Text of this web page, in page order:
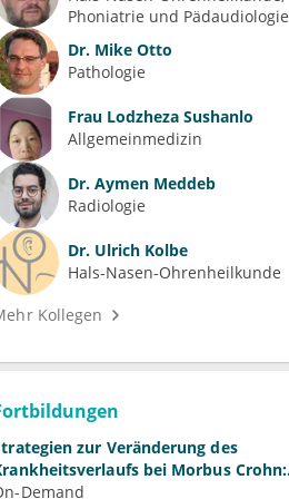
Phoniatrie und Pädaudiologie
Dr. Mike Otto
Pathologie
Frau Lodzheza Sushanlo
Allgemeinmedizin
Dr. Aymen Meddeb
Radiologie
Dr. Ulrich Kolbe
Hals-Nasen-Ohrenheilkunde
Kollegen
zur Veränderung des
bei Morbus Crohn:
und Perspektiven
Demand